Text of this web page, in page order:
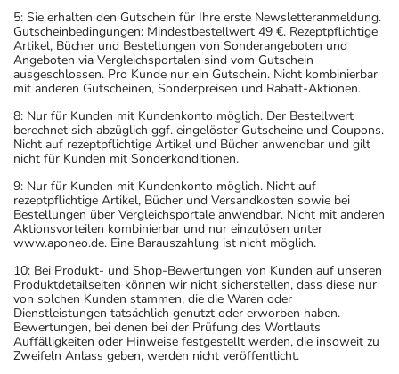
5: Sie erhalten den Gutschein für Ihre erste Newsletteranmeldung.
Gutscheinbedingungen: Mindestbestellwert 49 €. Rezeptpflichtige
Artikel, Bücher und Bestellungen von Sonderangeboten und
Angeboten via Vergleichsportalen sind vom Gutschein
ausgeschlossen. Pro Kunde nur ein Gutschein. Nicht kombinierbar
mit anderen Gutscheinen, Sonderpreisen und Rabatt-Aktionen.
8: Nur für Kunden mit Kundenkonto möglich. Der Bestellwert
berechnet sich abzüglich ggf. eingelöster Gutscheine und Coupons.
Nicht auf rezeptpflichtige Artikel und Bücher anwendbar und gilt
nicht für Kunden mit Sonderkonditionen.
9: Nur für Kunden mit Kundenkonto möglich. Nicht auf
rezeptpflichtige Artikel, Bücher und Versandkosten sowie bei
Bestellungen über Vergleichsportale anwendbar. Nicht mit anderen
Aktionsvorteilen kombinierbar und nur einzulösen unter
www.aponeo.de. Eine Barauszahlung ist nicht möglich.
10: Bei Produkt- und Shop-Bewertungen von Kunden auf unseren
Produktdetailseiten können wir nicht sicherstellen, dass diese nur
von solchen Kunden stammen, die die Waren oder
Dienstleistungen tatsächlich genutzt oder erworben haben.
Bewertungen, bei denen bei der Prüfung des Wortlauts
Auffälligkeiten oder Hinweise festgestellt werden, die insoweit zu
Zweifeln Anlass geben, werden nicht veröffentlicht.